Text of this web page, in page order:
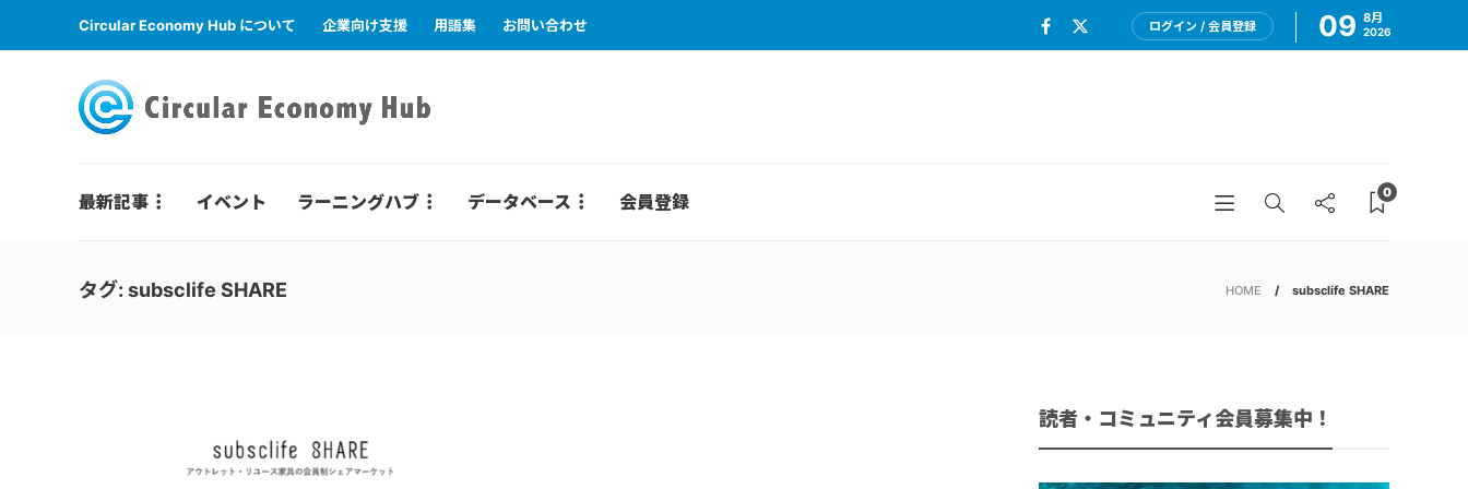
Circular Economy Hub について 企業向け支援 用語集 お問い合わせ ログイン / 会員登録 09 8月
2026
最新記事 イベント ラーニングハブ データベース 会員登録 0
タグ: subsclife SHARE HOME subsclife SHARE
読者・コミュニティ会員募集中！